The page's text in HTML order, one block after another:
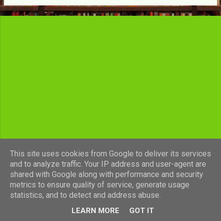
c
l
Fourni par Blogger
This site uses cookies from Google to deliver its services
and to analyze traffic. Your IP address and user-agent are
shared with Google along with performance and security
metrics to ensure quality of service, generate usage
statistics, and to detect and address abuse.
LEARN MORE GOT IT